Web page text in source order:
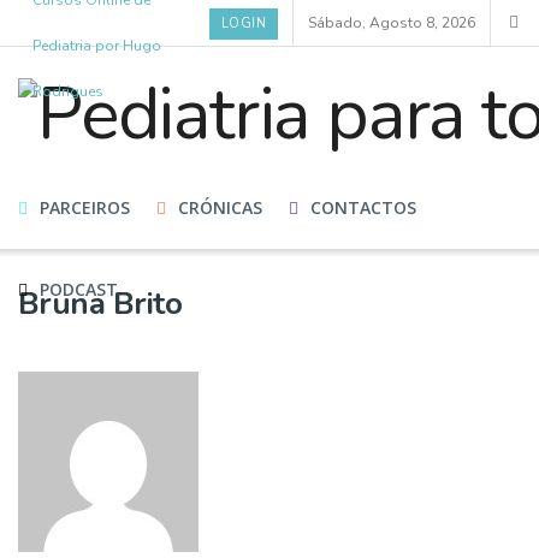
Pediatria por Hugo
Rodrigues
LOGIN Sábado, Agosto 8, 2026
HOME CURSOS BLOG ESPECIALISTAS
PARCEIROS CRÓNICAS CONTACTOS
PODCAST
Bruna Brito